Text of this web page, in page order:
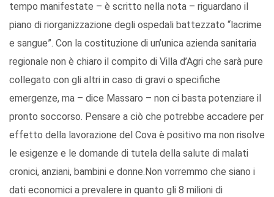
tempo manifestate – è scritto nella nota – riguardano il
piano di riorganizzazione degli ospedali battezzato “lacrime
e sangue”. Con la costituzione di un’unica azienda sanitaria
regionale non è chiaro il compito di Villa d’Agri che sarà pure
collegato con gli altri in caso di gravi o specifiche
emergenze, ma – dice Massaro – non ci basta potenziare il
pronto soccorso. Pensare a ciò che potrebbe accadere per
effetto della lavorazione del Cova è positivo ma non risolve
le esigenze e le domande di tutela della salute di malati
cronici, anziani, bambini e donne.Non vorremmo che siano i
dati economici a prevalere in quanto gli 8 milioni di